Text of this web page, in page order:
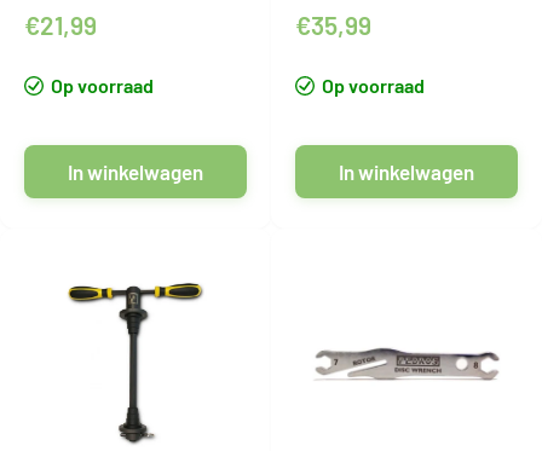
€21,99
Op voorraad
In winkelwagen
€35,99
Op voorraad
In winkelwagen